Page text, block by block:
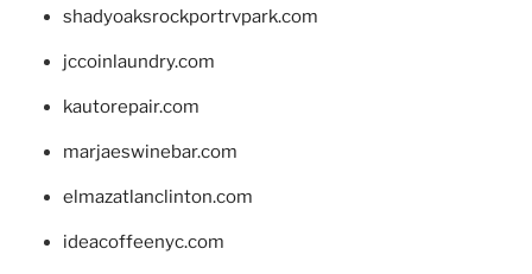
shadyoaksrockportrvpark.com
jccoinlaundry.com
kautorepair.com
marjaeswinebar.com
elmazatlanclinton.com
ideacoffeenyc.com